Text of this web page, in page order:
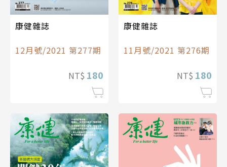
康健雜誌
12月號/2021 第277期
NT$ 180
康健雜誌
11月號/2021 第276期
NT$ 180